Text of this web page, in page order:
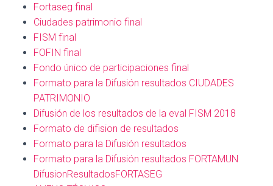
Fortaseg final
Ciudades patrimonio final
FISM final
FOFIN final
Fondo único de participaciones final
Formato para la Difusión resultados CIUDADES
PATRIMONIO
Difusión de los resultados de la eval FISM 2018
Formato de difision de resultados
Formato para la Difusión resultados
Formato para la Difusión resultados FORTAMUN
DifusionResultadosFORTASEG